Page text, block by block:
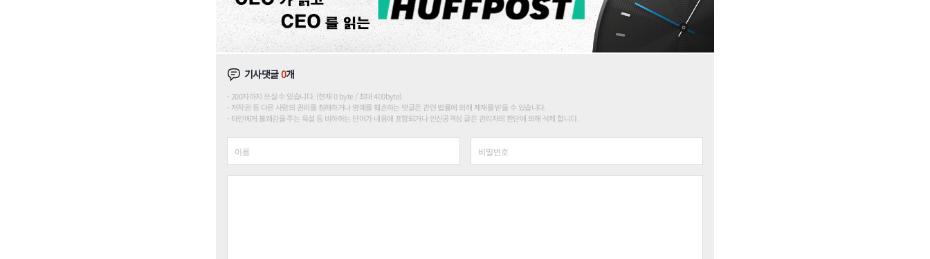
기사댓글0개
200자까지 쓰실 수 있습니다. (현재 0 byte / 최대 400byte)
저작권 등 다른 사람의 권리를 침해하거나 명예를 훼손하는 댓글은 관련 법률에 의해 제재를 받을 수 있습니다.
타인에게 불쾌감을 주는 욕설 등 비하하는 단어가 내용에 포함되거나 인신공격성 글은 관리자의 판단에 의해 삭제 합니다.